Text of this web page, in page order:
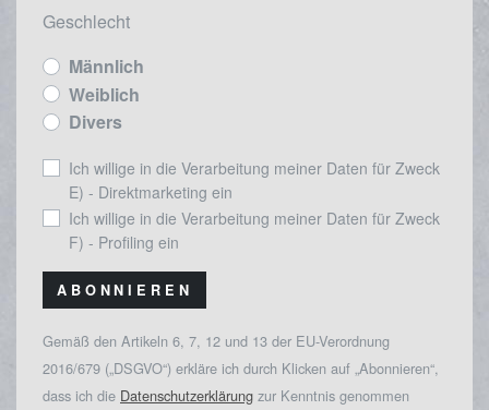
Geschlecht
Männlich
Weiblich
Divers
Ich willige in die Verarbeitung meiner Daten für Zweck
E) - Direktmarketing ein
Ich willige in die Verarbeitung meiner Daten für Zweck
F) - Profiling ein
ABONNIEREN
Gemäß den Artikeln 6, 7, 12 und 13 der EU-Verordnung
2016/679 („DSGVO“) erkläre ich durch Klicken auf „Abonnieren“,
dass ich die Datenschutzerklärung zur Kenntnis genommen